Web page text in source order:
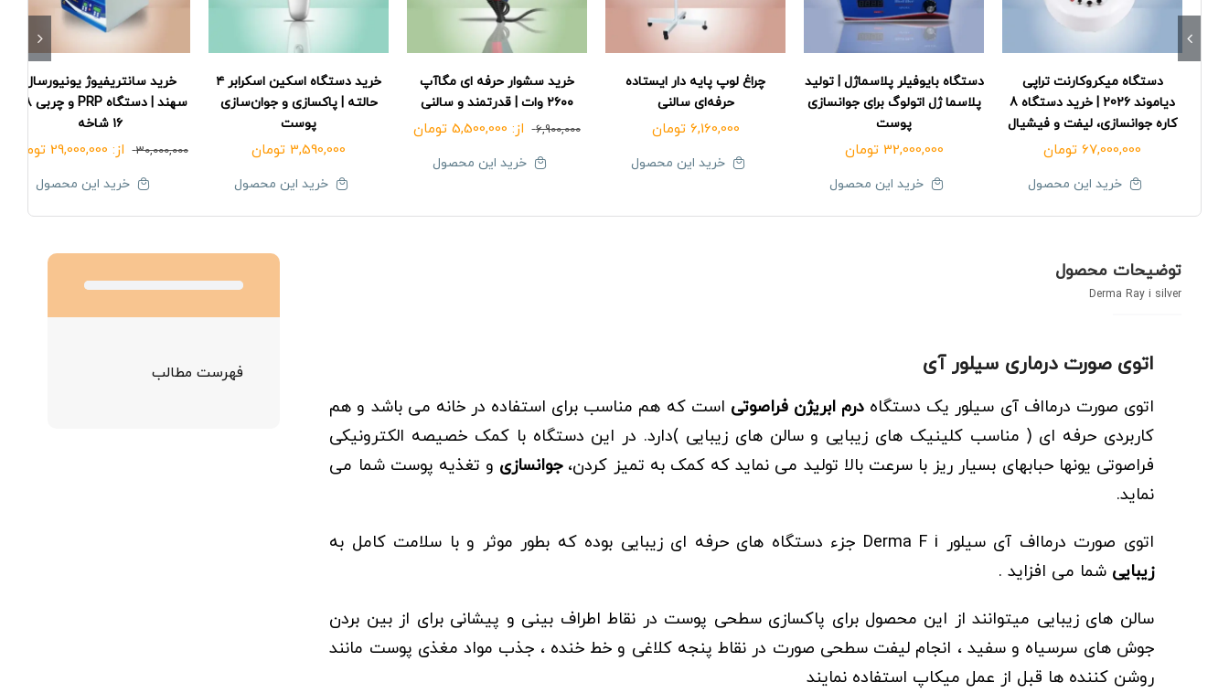
دستگاه میکروکارنت تراپی
دیاموند 2026 | خرید دستگاه 8
کاره جوانسازی، لیفت و فیشیال
67,000,000 تومان
خرید این محصول
دستگاه بایوفیلر پلاسماژل | تولید
پلاسما ژل اتولوگ برای جوانسازی
پوست
32,000,000 تومان
خرید این محصول
چراغ لوپ پایه دار ایستاده
حرفه‌ای سالنی
6,160,000 تومان
خرید این محصول
خرید سشوار حرفه ای مگاآپ
۲۶۰۰ وات | قدرتمند و سالنی
6,900,000 از: 5,500,000 تومان
خرید این محصول
خرید دستگاه اسکین اسکرابر ۴
حالته | پاکسازی و جوان‌سازی
پوست
3,590,000 تومان
خرید این محصول
خرید سانتریفیوژ یونیورسال
۱۶ شاخه
30,000,000 از: 29,000,000 تومان
خرید این محصول
توضیحات محصول
Derma Ray i silver
اتوی صورت درماری سیلور آی
اتوی صورت درمااف آی سیلور یک دستگاه درم ابریژن فراصوتی است که هم مناسب برای استفاده در خانه می باشد و هم
کاربردی حرفه ای ( مناسب کلینیک های زیبایی و سالن های زیبایی )دارد. در این دستگاه با کمک خصیصه الکترونیکی
فراصوتی یونها حبابهای بسیار ریز با سرعت بالا تولید می نماید که کمک به تمیز کردن،جوانسازی و تغذیه پوست شما می
نماید.
اتوی صورت درمااف آی سیلور Derma F i جزء دستگاه های حرفه ای زیبایی بوده که بطور موثر و با سلامت کامل به
زیباییشما می افزاید .
سالن های زیبایی میتوانند از این محصول برای پاکسازی سطحی پوست در نقاط اطراف بینی و پیشانی برای از بین بردن
جوش های سرسیاه و سفید ، انجام لیفت سطحی صورت در نقاط پنجه کلاغی و خط خنده ، جذب مواد مغذی پوست مانند
روشن کننده ها قبل از عمل میکاپ استفاده نمایند
فهرست مطالب